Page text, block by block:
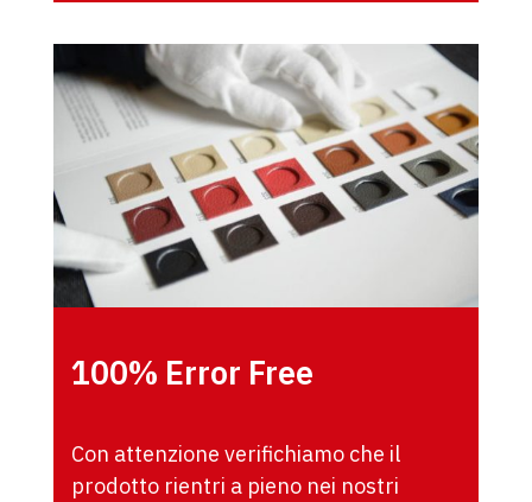
100% Error Free
Con attenzione verifichiamo che il
prodotto rientri a pieno nei nostri